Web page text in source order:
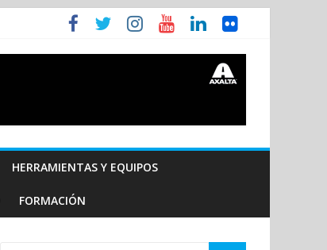
HERRAMIENTAS Y EQUIPOS
FORMACIÓN